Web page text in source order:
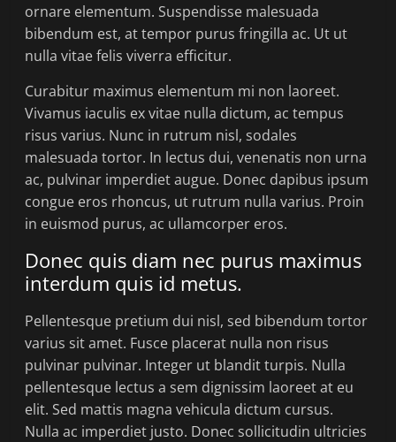
ornare elementum. Suspendisse malesuada
bibendum est, at tempor purus fringilla ac. Ut ut
nulla vitae felis viverra efficitur.
Curabitur maximus elementum mi non laoreet.
Vivamus iaculis ex vitae nulla dictum, ac tempus
risus varius. Nunc in rutrum nisl, sodales
malesuada tortor. In lectus dui, venenatis non urna
ac, pulvinar imperdiet augue. Donec dapibus ipsum
congue eros rhoncus, ut rutrum nulla varius. Proin
in euismod purus, ac ullamcorper eros.
Donec quis diam nec purus maximus
interdum quis id metus.
Pellentesque pretium dui nisl, sed bibendum tortor
varius sit amet. Fusce placerat nulla non risus
pulvinar pulvinar. Integer ut blandit turpis. Nulla
pellentesque lectus a sem dignissim laoreet at eu
elit. Sed mattis magna vehicula dictum cursus.
Nulla ac imperdiet justo. Donec sollicitudin ultricies